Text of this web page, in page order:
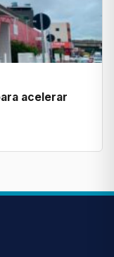
acelerar